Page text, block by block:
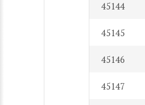
45144
45145
45146
45147